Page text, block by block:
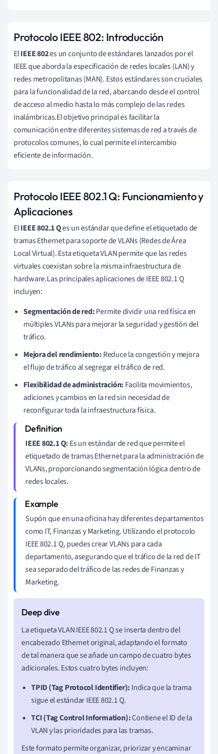
Protocolo IEEE 802: Introducción
ElIEEE 802es un conjunto de estándares lanzados por el
IEEE que aborda la especificación de redes locales (LAN) y
redes metropolitanas (MAN). Estos estándares son cruciales
para la funcionalidad de la red, abarcando desde el control
de acceso al medio hasta lo más complejo de las redes
inalámbricas.El objetivo principal es facilitar la
comunicación entre diferentes sistemas de red a través de
protocolos comunes, lo cual permite el intercambio
eficiente de información.
Protocolo IEEE 802.1 Q: Funcionamiento y
Aplicaciones
ElIEEE 802.1 Qes un estándar que define el etiquetado de
tramas Ethernet para soporte de VLANs (Redes de Área
Local Virtual). Esta etiqueta VLAN permite que las redes
virtuales coexistan sobre la misma infraestructura de
hardware.Las principales aplicaciones de IEEE 802.1 Q
incluyen:
Segmentación de red:Permite dividir una red física en
múltiples VLANs para mejorar la seguridad y gestión del
tráfico.
Mejora del rendimiento: Reduce la congestión y mejora
el flujo de tráfico al segregar el tráfico de red.
Flexibilidad de administración: Facilita movimientos,
adiciones y cambios en la red sin necesidad de
reconfigurar toda la infraestructura física.
IEEE 802.1 Q: Es un estándar de red que permite el
etiquetado de tramas Ethernet para la administración de
VLANs, proporcionando segmentación lógica dentro de
redes locales.
Supón que en una oficina hay diferentes departamentos
como IT, Finanzas y Marketing. Utilizando el protocolo
IEEE 802.1 Q, puedes crear VLANs para cada
departamento, asegurando que el tráfico de la red de IT
sea separado del tráfico de las redes de Finanzas y
Marketing.
La etiqueta VLAN IEEE 802.1 Q se inserta dentro del
encabezado Ethernet original, adaptando el formato
de tal manera que se añade un campo de cuatro bytes
adicionales. Estos cuatro bytes incluyen:
TPID (Tag Protocol Identifier): Indica que la trama
sigue el estándar IEEE 802.1 Q.
TCI (Tag Control Information):Contiene el ID de la
VLAN y las prioridades para las tramas.
Este formato permite organizar, priorizar y encaminar